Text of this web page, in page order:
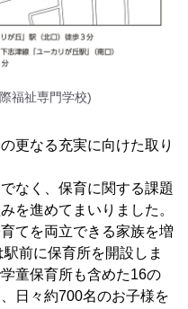
福祉専門学校)
更なる充実に向けた取り
なく、保育に関する課題
を進めてまいりました。
てを両立できる家族を増
前に保育所を開設しま
童保育所も含めた16の
日々約700名のお子様を